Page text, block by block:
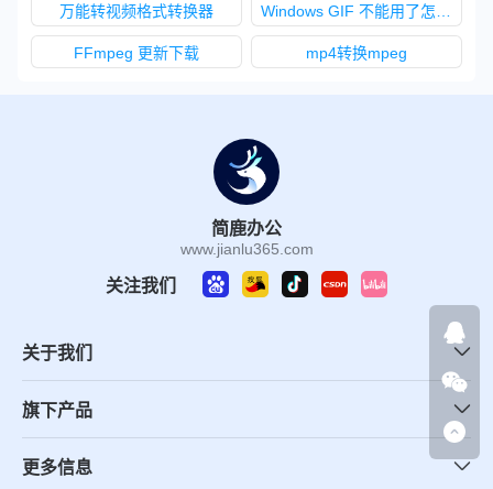
万能转视频格式转换器
FFmpeg 更新下载 mp4转换mpeg
简鹿办公
www.jianlu365.com
关注我们
关于我们
旗下产品
更多信息